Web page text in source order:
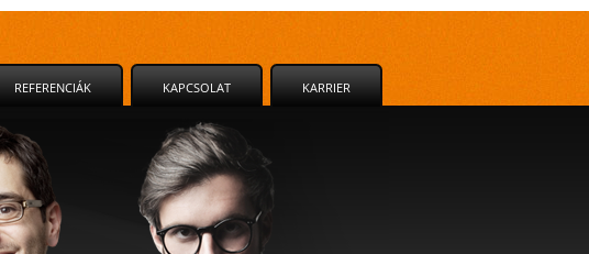
KARRIER
KAPCSOLAT
REFERENCIÁK